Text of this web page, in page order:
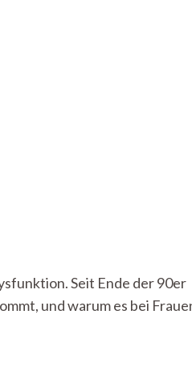
Seit Ende der 90er
und warum es bei